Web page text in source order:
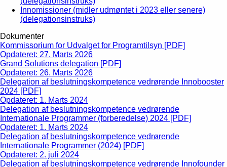
Innomissioner (midler udmøntet i 2023 eller senere)
(delegationsinstruks)
Dokumenter
Kommissorium for Udvalget for Programtilsyn [PDF]
Opdateret: 27. Marts 2026
Grand Solutions delegation [PDF]
Opdateret: 26. Marts 2026
Delegation af beslutningskompetence vedrørende Innobooster
2024 [PDF]
Opdateret: 1. Marts 2024
Delegation af beslutningskompetence vedrørende
Internationale Programmer (forberedelse) 2024 [PDF]
Opdateret: 1. Marts 2024
Delegation af beslutningskompetence vedrørende
Internationale Programmer (2024) [PDF]
Opdateret: 2. juli 2024
Delegation af beslutningskompetence vedrørende Innofounder